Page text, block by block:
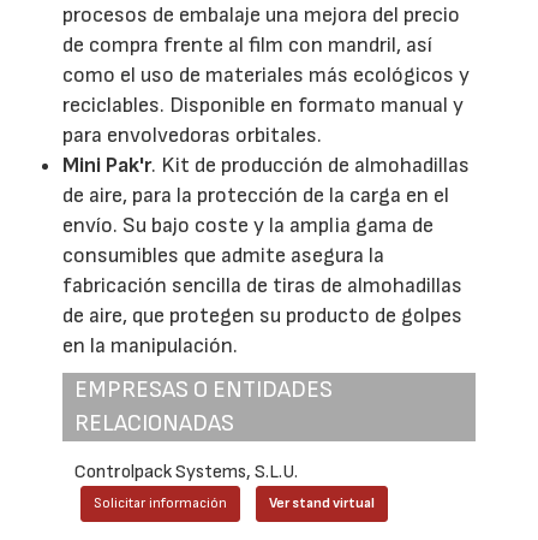
procesos de embalaje una mejora del precio
de compra frente al film con mandril, así
como el uso de materiales más ecológicos y
reciclables. Disponible en formato manual y
para envolvedoras orbitales.
Mini Pak'r. Kit de producción de almohadillas
de aire, para la protección de la carga en el
envío. Su bajo coste y la amplia gama de
consumibles que admite asegura la
fabricación sencilla de tiras de almohadillas
de aire, que protegen su producto de golpes
en la manipulación.
EMPRESAS O ENTIDADES
RELACIONADAS
Controlpack Systems, S.L.U.
Solicitar información Ver stand virtual